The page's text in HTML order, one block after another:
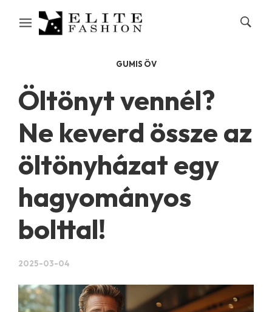
GUMIS ÖV
Öltönyt vennél?
Ne keverd össze az
öltönyházat egy
hagyományos
bolttal!
2025-03-04